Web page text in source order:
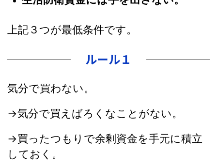
上記３つが最低条件です。
ルール１
気分で買わない。
→気分で買えばろくなことがない。
→買ったつもりで余剰資金を手元に積立
しておく。